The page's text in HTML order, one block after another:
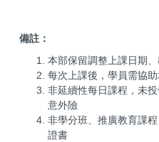
備註：
本部保留調整上課日期
每次上課後，學員需協
非延續性每日課程，未
意外險
非學分班、推廣教育課
證書